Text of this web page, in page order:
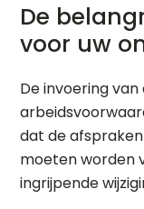
De
voor uw
De invoering
dat de
moeten worden
ingrijpende